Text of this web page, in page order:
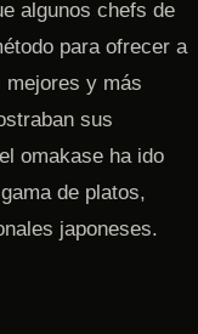
algunos chefs de
para ofrecer a
mejores y más
sus
omakase ha ido
de platos,
japoneses.